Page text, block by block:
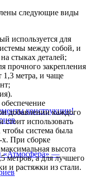
следующие виды
используется для
между собой, и
стыках деталей;
прочного закрепления
1,3 метра, и чаще
добавлении каждого
стоит использовать
система была
При сборке
высота
метров, а для лучшего
и растяжки из стали.
конструкции!
«Атмосфера» —